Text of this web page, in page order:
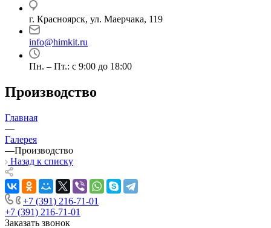
г. Красноярск, ул. Маерчака, 119
info@himkit.ru
Пн. – Пт.: с 9:00 до 18:00
Производство
Главная
—
Галерея
—Производство
Назад к списку
+7 (391) 216-71-01
+7 (391) 216-71-01
Заказать звонок